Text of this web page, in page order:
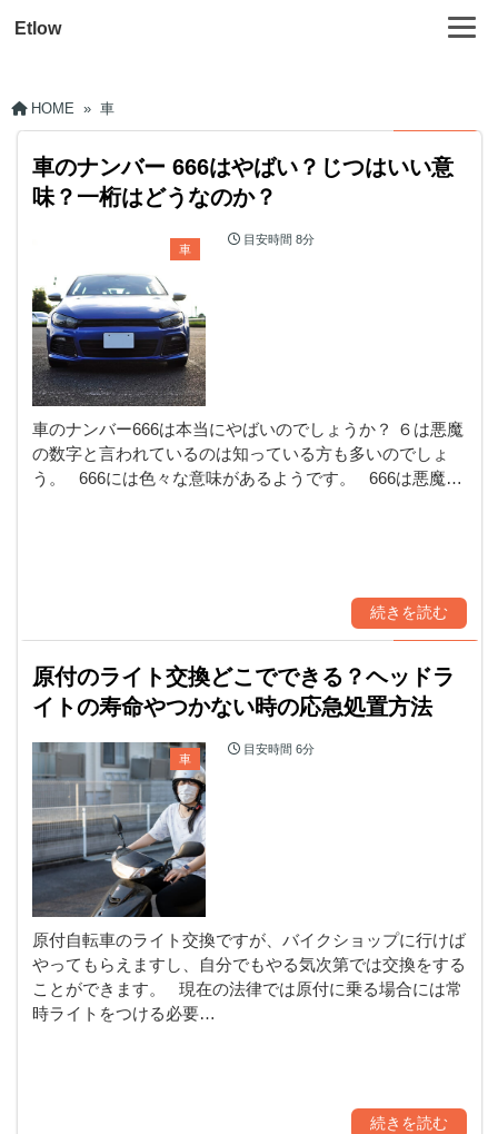
Etlow
HOME » 車
車のナンバー 666はやばい？じつはいい意
味？一桁はどうなのか？
車
目安時間 8分
車のナンバー666は本当にやばいのでしょうか？ ６は悪魔
の数字と言われているのは知っている方も多いのでしょ
う。 666には色々な意味があるようです。 666は悪魔…
続きを読む
原付のライト交換どこでできる？ヘッドラ
イトの寿命やつかない時の応急処置方法
車
目安時間 6分
原付自転車のライト交換ですが、バイクショップに行けば
やってもらえますし、自分でもやる気次第では交換をする
ことができます。 現在の法律では原付に乗る場合には常
時ライトをつける必要…
続きを読む